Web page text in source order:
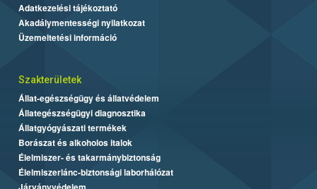
Adatkezelési tájékoztató
Akadálymentességi nyilatkozat
Üzemeltetési információ
Szakterületek
Állat-egészségügy és állatvédelem
Állategészségügyi diagnosztika
Állatgyógyászati termékek
Borászat és alkoholos italok
Élelmiszer- és takarmánybiztonság
Élelmiszerlánc-biztonsági laborhálózat